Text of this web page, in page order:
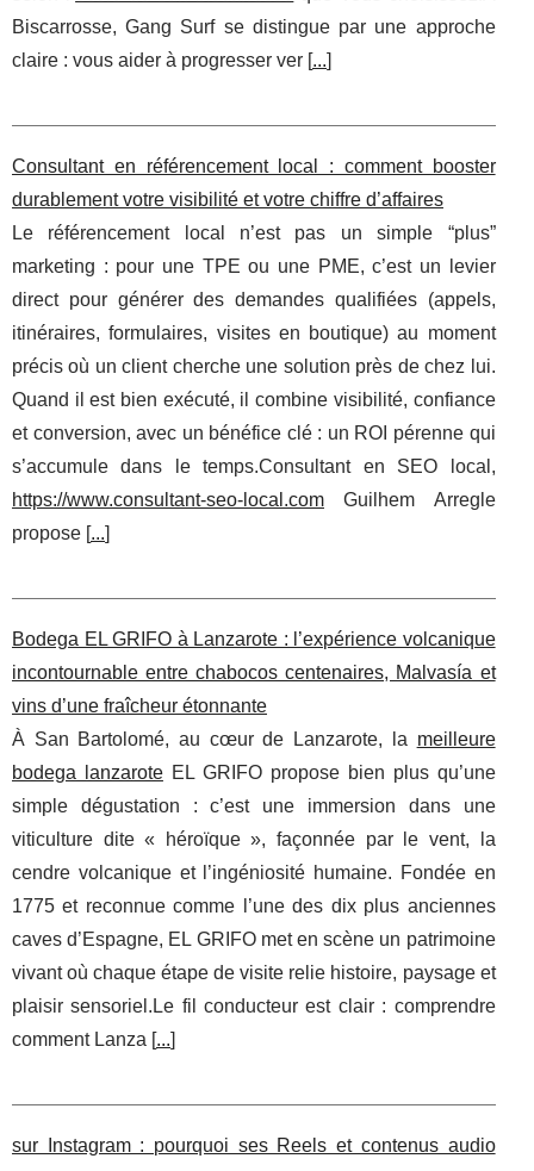
Biscarrosse, Gang Surf se distingue par une approche
claire : vous aider à progresser ver [...]
Consultant en référencement local : comment booster
durablement votre visibilité et votre chiffre d’affaires
Le référencement local n’est pas un simple “plus”
marketing : pour une TPE ou une PME, c’est un levier
direct pour générer des demandes qualifiées (appels,
itinéraires, formulaires, visites en boutique) au moment
précis où un client cherche une solution près de chez lui.
Quand il est bien exécuté, il combine visibilité, confiance
et conversion, avec un bénéfice clé : un ROI pérenne qui
s’accumule dans le temps.Consultant en SEO local,
https://www.consultant-seo-local.com Guilhem Arregle
propose [...]
Bodega EL GRIFO à Lanzarote : l’expérience volcanique
incontournable entre chabocos centenaires, Malvasía et
vins d’une fraîcheur étonnante
À San Bartolomé, au cœur de Lanzarote, la meilleure
bodega lanzaroteEL GRIFO propose bien plus qu’une
simple dégustation : c’est une immersion dans une
viticulture dite « héroïque », façonnée par le vent, la
cendre volcanique et l’ingéniosité humaine. Fondée en
1775 et reconnue comme l’une des dix plus anciennes
caves d’Espagne, EL GRIFO met en scène un patrimoine
vivant où chaque étape de visite relie histoire, paysage et
plaisir sensoriel.Le fil conducteur est clair : comprendre
comment Lanza [...]
sur Instagram : pourquoi ses Reels et contenus audio